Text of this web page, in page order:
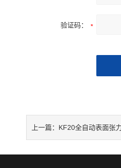
验证码：
上一篇： KF20全自动表面张